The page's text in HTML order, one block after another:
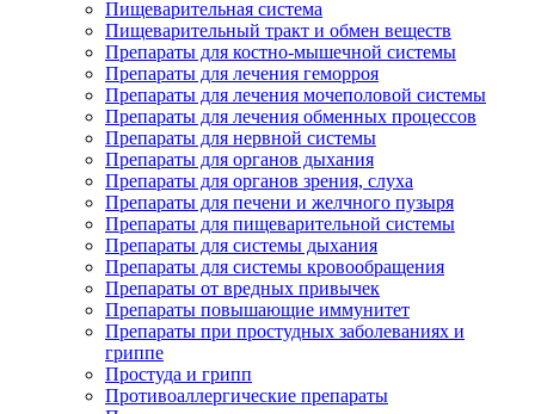
Пищеварительная система
Пищеварительный тракт и обмен веществ
Препараты для костно-мышечной системы
Препараты для лечения геморроя
Препараты для лечения мочеполовой системы
Препараты для лечения обменных процессов
Препараты для нервной системы
Препараты для органов дыхания
Препараты для органов зрения, слуха
Препараты для печени и желчного пузыря
Препараты для пищеварительной системы
Препараты для системы дыхания
Препараты для системы кровообращения
Препараты от вредных привычек
Препараты повышающие иммунитет
Препараты при простудных заболеваниях и
гриппе
Простуда и грипп
Противоаллергические препараты